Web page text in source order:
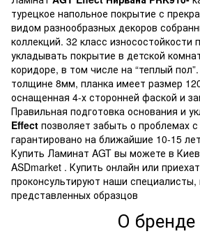
турецкое напольное покрытие с
видом разнообразных декоров
коллекций. 32 класс износостойкости
укладывать покрытие в детской
коридоре, в том числе на “теплый
толщине 8мм, планка имеет размер
оснащенная 4-х сторонней фаской и
Правильная подготовка основания и
Effect позволяет забыть о проблемах
гарантировано на ближайшие 10-15
Купить Ламинат AGT вы можете в
ASDmarket . Купить онлайн или
проконсультируют наши специалисты,
представленных образцов
О бренде